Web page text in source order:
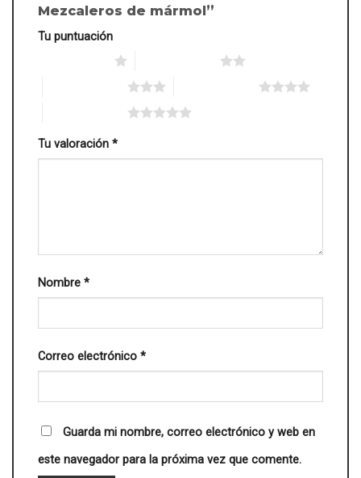
Mezcaleros de mármol”
Tu puntuación
Tu valoración *
Nombre *
Correo electrónico *
Guarda mi nombre, correo electrónico y web en
este navegador para la próxima vez que comente.